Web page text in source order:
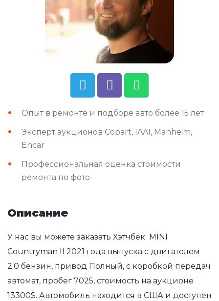
Опыт в ремонте и подборе авто более 15 лет
Эксперт аукционов Copart, IAAI, Manheim,
Encar
Профессиональная оценка стоимости
ремонта по фото
Описание
У нас вы можете заказать Хэтчбек MINI
Countryman II 2021 года выпуска с двигателем
2.0 бензин, привод Полный, с коробкой передач
автомат, пробег 7025, стоимость на аукционе
13300$. Автомобиль находится в США и доступен